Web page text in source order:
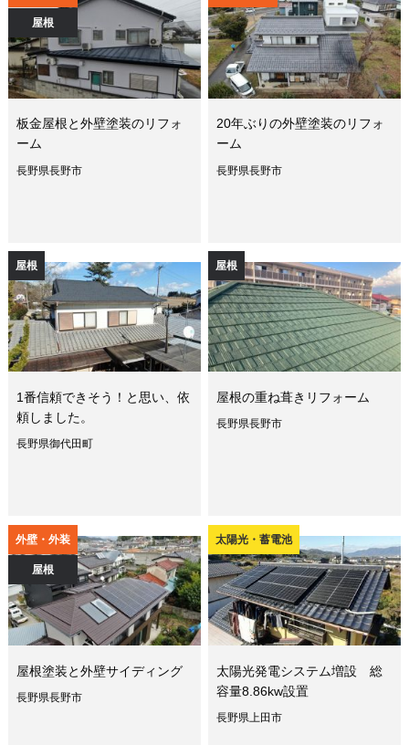
屋根
板金屋根と外壁塗装のリフォ
ーム
長野県長野市
20年ぶりの外壁塗装のリフォ
ーム
長野県長野市
屋根
1番信頼できそう！と思い、依
頼しました。
長野県御代田町
屋根
屋根の重ね葺きリフォーム
長野県長野市
外壁・外装
屋根
屋根塗装と外壁サイディング
長野県長野市
太陽光・蓄電池
太陽光発電システム増設 総
容量8.86kw設置
長野県上田市